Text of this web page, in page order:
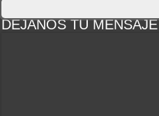
DEJANOS TU MENSAJE